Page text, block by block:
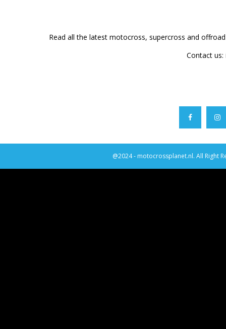
Read all the latest motocross, supercross and
Contact us:
@2024 - motocrossplanet.nl. All Right